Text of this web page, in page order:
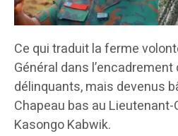
Ce qui traduit la ferme
Général dans
délinquants, mais devenus
Chapeau bas au
Kasongo Kabwik.